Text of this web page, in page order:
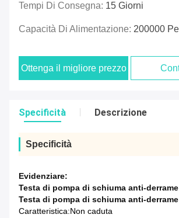
Tempi Di Consegna: 15 Giorni
Capacità Di Alimentazione: 200000
Ottenga il migliore prezzo
Specificità Descrizione
Specificità
Evidenziare:
Testa di pompa di schiuma anti-
Testa di pompa di schiuma anti-
Caratteristica:Non caduta